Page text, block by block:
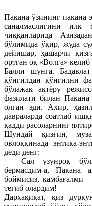
Пакана ўзининг пакана
саналмаслигини илк
чиққанларида
бўлимида ўқир, жуда
дейишар, ҳашарчи
ортган оқ «Волга» келиб
Балли шунга.
кўнгилдан кўнгилни
бўлажак актёру
фазилати билан
олган эди. Ахир,
давраларда соатлаб
қадди расоларнинг
Шундай қизғин,
овлоққинада энтика-
деди денг:
— Сал узунроқ
бермасдим-а, Пакана
боймисиз, камбағалми
тегиб олардим!
Дарҳақиқат, қиз